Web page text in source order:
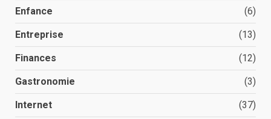
Enfance (6)
Entreprise (13)
Finances (12)
Gastronomie (3)
Internet (37)